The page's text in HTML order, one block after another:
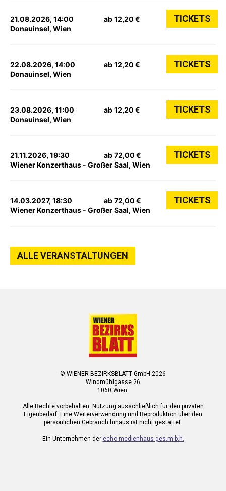
21.08.2026, 14:00
Donauinsel, Wien
ab 12,20 € TICKETS
22.08.2026, 14:00
Donauinsel, Wien
ab 12,20 € TICKETS
23.08.2026, 11:00
Donauinsel, Wien
ab 12,20 € TICKETS
21.11.2026, 19:30
Wiener Konzerthaus - Großer Saal, Wien
ab 72,00 € TICKETS
14.03.2027, 18:30
Wiener Konzerthaus - Großer Saal, Wien
ab 72,00 € TICKETS
ALLE VERANSTALTUNGEN
© WIENER BEZIRKSBLATT GmbH 2026
Windmühlgasse 26
1060 Wien.
Alle Rechte vorbehalten. Nutzung ausschließlich für den privaten
Eigenbedarf. Eine Weiterverwendung und Reproduktion über den
persönlichen Gebrauch hinaus ist nicht gestattet.
Ein Unternehmen der echo medienhaus ges.m.b.h.